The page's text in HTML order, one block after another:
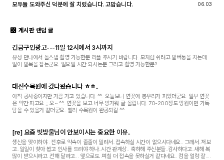
모두들 도와주신 덕분에 잘 치렀습니다. 고맙습니다. 06.03
게시판 랜덤 글
긴급구인광고---11일 12시에서 3시까지
유성 만나에서 돌스냅 촬영 가능한분 리플 주시기 바랍니다. 모처럼 쉬려고 발버둥을 치는데
일이 발목을 잡는군요. 일요일 시간 되시는분 그리고 촬영 가능한분?
대전수목원에 갔다왔습니다 ㅎㅎ..
아직 공사중이지만 가끔 가고 있습니다. ^^.. 오늘보니 연꽃에 봉우리가 피었더군요. 일부 연꽃
은 약간 피고요 ;; 오~ ^^.. 연꽃을 보고 너무 방가워 글 올립니다. 70-200정도 망원이면 가득
담을 수 있을거 같더군요. 빨리 수목원이 완공되길 ^^
[re] 요즘 빗방울님이 안보이시는 중요한 이유..
생신을 맞이하야.. 전후로 약속이 줄줄이 밀려서..접속하실 시간이 없으시다네요.. 그래서..저보
고..일일이 찾아 뵙고 인사를 드려야 하나..시간 관계상.. 축하해 주신분들..감사하다고..새해 복
많이 받으시라고..전해 달라고... 앞으로도..며칠 더 접속을 못하실거 같다네요.. 컴을 얼렁 잘..